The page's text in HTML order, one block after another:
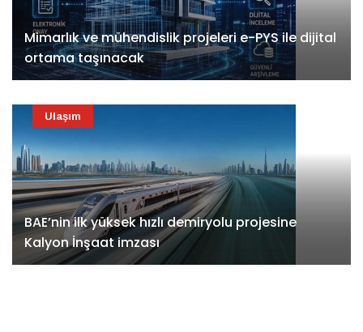
Mimarlık ve mühendislik projeleri e-PYS ile dijital
ortama taşınacak
BAE’nin ilk yüksek hızlı demiryolu projesine
Kalyon İnşaat imzası
Ulaşım